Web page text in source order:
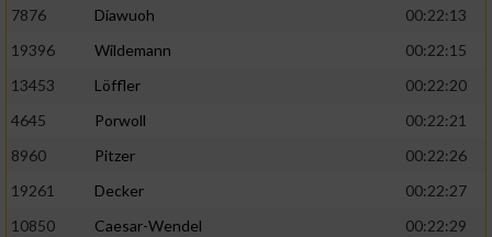
7876
Diawuoh
00:22:13
19396
Wildemann
00:22:15
13453
Löffler
00:22:20
4645
Porwoll
00:22:21
8960
Pitzer
00:22:26
19261
Decker
00:22:27
10850
Caesar-Wendel
00:22:29